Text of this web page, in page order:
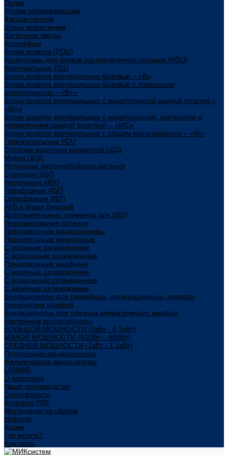
Полки
Уголки направляющие
Фальш-панели
Шины заземления
Щеточные вводы
Колокейшн
Блоки розеток (PDU)
Аксессуары для блоков распределения питания (PDU)
Вертикальные PDU
Блоки розеток вертикальные базовые – «В»
Блоки розеток вертикальные базовый с локальным
мониторингом – «В+»
Блоки розеток вертикальные с мониторингом каждой розетки –
«М+»
Блоки розеток вертикальные с мониторингом, контролем и
управлением каждой розеткой – «МС»
Блоки розеток вертикальные с общим мониторингом – «М»
Горизонтальные PDU
Система изоляции коридоров ЦОД
Микро ЦОД
Источники бесперебойного питания
Стоечные ИБП
Напольные ИБП
Трёхфазные ИБП
Однофазные ИБП
АКБ и блоки батарей
Дополнительные элементы для ИБП
Резервирование питания
Прецизионные кондиционеры
Прецизионные межрядные
С водяным охлаждением
С воздушным охлаждением
Прецизионные шкафные
С водяным охлаждением
С воздушным охлаждением
С двойным охлаждением
Кондиционеры для серверных, промышленных, электро-
технических шкафов
Кондиционеры для уличных климатических шкафов
Настенные кондиционеры
БОЛЬШОЙ МОЩНОСТИ (2кВт - 6,5кВт)
МАЛОЙ МОЩНОСТИ (500Вт – 800Вт)
СРЕДНЕЙ МОЩНОСТИ (1кВт - 1,5кВт)
Потолочные кондиционеры
Фильтрующие вентиляторы
LANMIR
О компании
Наше производство
Сертификаты
Каталоги PDF
Инструкции по сборке
Новости
Акции
Где купить?
Контакты